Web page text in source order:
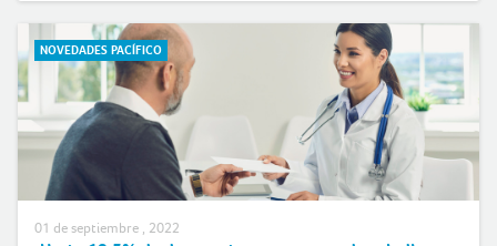
NOVEDADES PACÍFICO
01 de septiembre , 2022